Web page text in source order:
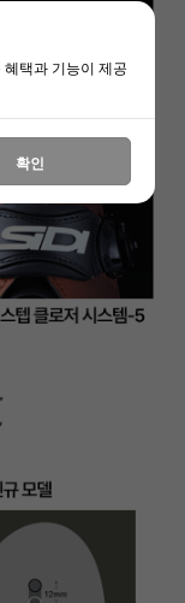
택과 기능이 제공
확인